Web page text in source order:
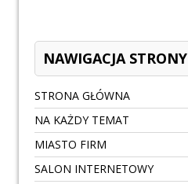
NAWIGACJA STRONY
STRONA GŁÓWNA
NA KAŻDY TEMAT
MIASTO FIRM
SALON INTERNETOWY